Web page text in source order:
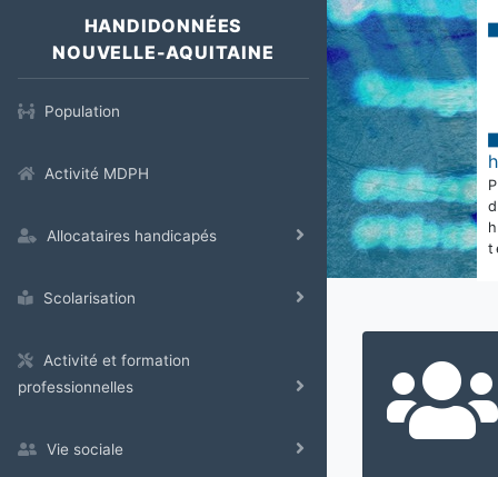
HANDIDONNÉES
NOUVELLE-AQUITAINE
Population
Activité MDPH
Allocataires handicapés
Scolarisation
Activité et formation
professionnelles
Vie sociale